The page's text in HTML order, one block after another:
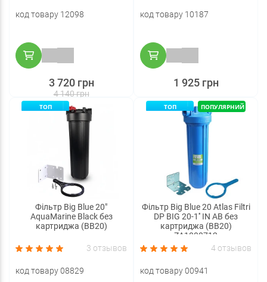
код товару 12098
4 140 грн
3 720 грн
код товару 10187
1 925 грн
ТОП
Фільтр Big Blue 20"
AquaMarine Black без
картриджа (BB20)
3 отзывов
код товару 08829
ТОП ПОПУЛЯРНИЙ
Фільтр Big Blue 20 Atlas Filtri
DP BIG 20-1'' IN AB без
картриджа (BB20)
ZA1800712
4 отзывов
код товару 00941